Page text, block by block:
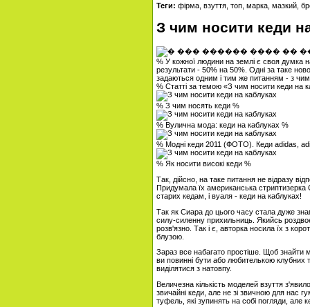
Теги: фірма, взуття, топ, марка, мазкий,
З чим носити кеди
% У кожної людини на землі є своя думка
результати - 50% на 50%. Одні за таке
задаються одним і тим же питанням - з
% Статті за темою «З чим носити кеди на
% З чим носять кеди %
% Вулична мода: кеди на каблуках %
% Модні кеди 2011 (ФОТО). Кеди adidas,
% Як носити високі кеди %
Так, дійсно, на таке питання не відразу
Придумала їх американська стриптизерка
старих кедам, і вуаля - кеди на каблуках!
Так як Сиара до цього часу стала дуже
силу-силенну прихильниць. Якийсь
розв'язно. Так і є, авторка носила їх з
блузою.
Зараз все набагато простіше. Щоб знайти
ви повинні бути або любителькою клубних
виділятися з натовпу.
Величезна кількість моделей взуття
звичайні кеди, але не зі звичною для нас
туфель, які зупинять на собі погляди, але